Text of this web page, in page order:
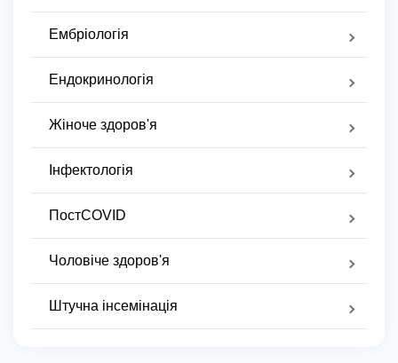
Ембріологія
Ендокринологія
Жіноче здоров'я
Інфектологія
ПостCOVID
Чоловіче здоров'я
Штучна інсемінація